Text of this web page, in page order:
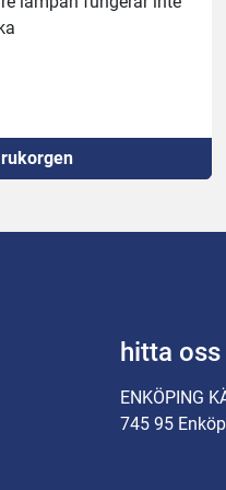
hitta oss
ENKÖPING
745 95